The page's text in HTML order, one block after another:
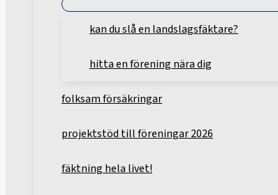
kan du slå en landslagsfäktare?
hitta en förening nära dig
folksam försäkringar
projektstöd till föreningar 2026
fäktning hela livet!